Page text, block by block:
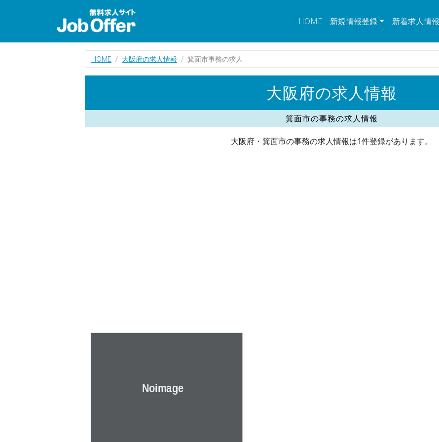
HOME 新規情報登録 新着求人情報
HOME 大阪府の求人情報 箕面市事務の求人
大阪府の求人情報
箕面市の事務の求人情報
大阪府・箕面市の事務の求人情報は1件登録があります。